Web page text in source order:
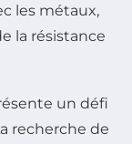
les métaux,
la résistance
un défi
recherche de